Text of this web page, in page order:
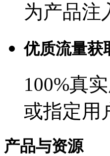
为产品注
优质流量获
100%真
或指定用
产品与资源